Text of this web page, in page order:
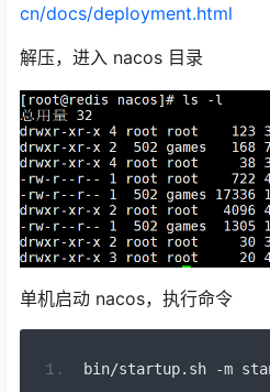
cn/docs/deployment.html
解压，进入 nacos 目录
单机启动 nacos，执行命令
bin/startup. sh -m